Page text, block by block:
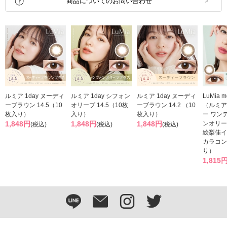
ルミア 1day ヌーディ
ーブラウン 14.5（10
枚入り）
1,848円(税込)
ルミア 1day シフォン
オリーブ 14.5（10枚
入り）
1,848円(税込)
ルミア 1day ヌーディ
ーブラウン 14.2 （10
枚入り）
1,848円(税込)
LuMia
（ルミ
ー ワン
ンオリ
絵梨佳
カラコ
り）
1,815